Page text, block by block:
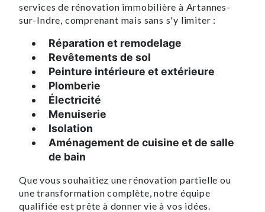
services de rénovation immobilière à Artannes-
sur-Indre, comprenant mais sans s'y limiter :
Réparation et remodelage
Revêtements de sol
Peinture intérieure et extérieure
Plomberie
Électricité
Menuiserie
Isolation
Aménagement de cuisine et de salle
de bain
Que vous souhaitiez une rénovation partielle ou
une transformation complète, notre équipe
qualifiée est prête à donner vie à vos idées.